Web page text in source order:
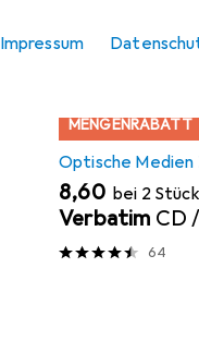
Impressum
MENGENRABATT
Optische Medien
EUR
8,60 bei 2 Stück
Verbatim CD
64